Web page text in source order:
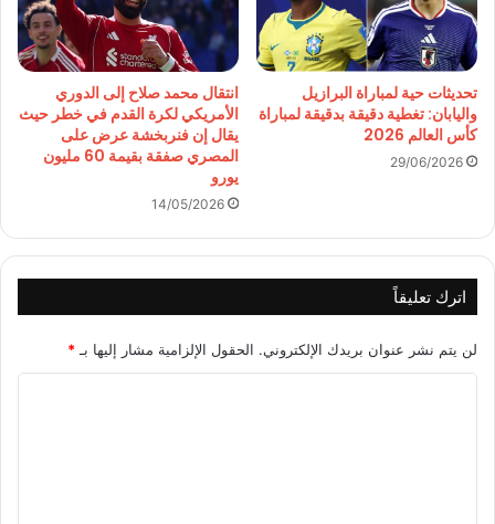
تحديثات حية لمباراة البرازيل
واليابان: تغطية دقيقة بدقيقة لمباراة
كأس العالم 2026
29/06/2026
انتقال محمد صلاح إلى الدوري
الأمريكي لكرة القدم في خطر حيث
يقال إن فنربخشة عرض على
المصري صفقة بقيمة 60 مليون
يورو
14/05/2026
اترك تعليقاً
لن يتم نشر عنوان بريدك الإلكتروني. الحقول الإلزامية مشار إليها بـ *